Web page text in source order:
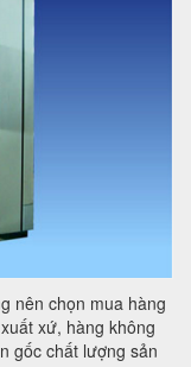
nên chọn mua hàng
xứ, hàng không
gốc chất lượng sản